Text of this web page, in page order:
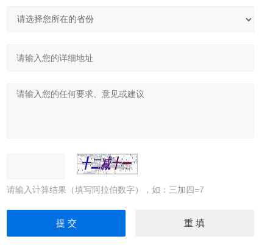
请输入计算结果（填写阿拉伯数字），如：三加四=7